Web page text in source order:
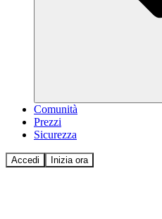
Comunità
Prezzi
Sicurezza
Accedi Inizia ora